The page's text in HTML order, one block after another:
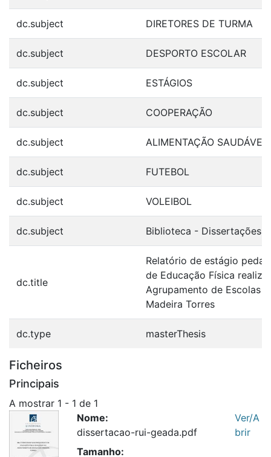
dc.subject DIRETORES DE TURMA
dc.subject DESPORTO ESCOLAR
dc.subject ESTÁGIOS
dc.subject COOPERAÇÃO
dc.subject ALIMENTAÇÃO SAUDÁVEL
dc.subject FUTEBOL
dc.subject VOLEIBOL
dc.subject Biblioteca - Dissertações
dc.title
Relatório de estágio
de Educação Física
Agrupamento de Escolas
Madeira Torres
dc.type masterThesis
Ficheiros
Principais
A mostrar 1 - 1 de 1
Nome:
dissertacao-rui-geada.pdf
Tamanho:
Ver/A
brir